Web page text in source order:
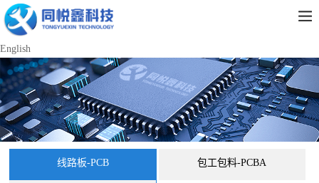
English
线路板-PCB 包工包料-PCBA